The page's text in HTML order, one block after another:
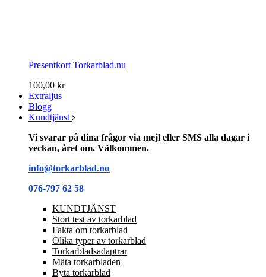
Presentkort Torkarblad.nu
100,00 kr
Extraljus
Blogg
Kundtjänst
Vi svarar på dina frågor via mejl eller SMS alla dagar i
veckan, året om. Välkommen.
info@torkarblad.nu
076-797 62 58
KUNDTJÄNST
Stort test av torkarblad
Fakta om torkarblad
Olika typer av torkarblad
Torkarbladsadaptrar
Mäta torkarbladen
Byta torkarblad